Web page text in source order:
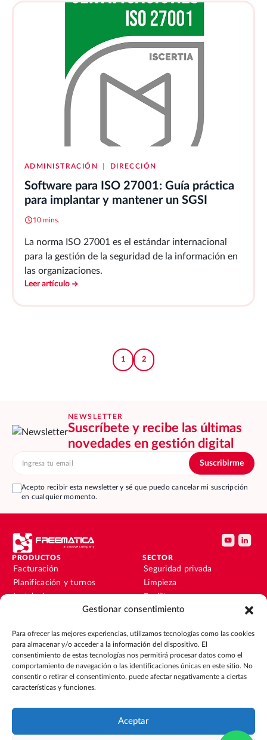
Gestionar consentimiento
Para ofrecer las mejores experiencias, utilizamos tecnologías como las cookies
para almacenar y/o acceder a la información del dispositivo. El
consentimiento de estas tecnologías nos permitirá procesar datos como el
comportamiento de navegación o las identificaciones únicas en este sitio. No
consentir o retirar el consentimiento, puede afectar negativamente a ciertas
características y funciones.
Aceptar
ADMINISTRACIÓN DIRECCIÓN
Software para ISO 27001: Guía práctica
para implantar y mantener un SGSI
10 mins.
La norma ISO 27001 es el estándar internacional
para la gestión de la seguridad de la información en
las organizaciones.
Leer artículo
1 2
NEWSLETTER
Suscríbete y recibe las últimas
novedades en gestión digital
Acepto recibir esta newsletter y sé que puedo cancelar mi suscripción
en cualquier momento.
PRODUCTOS
Facturación
Planificación y turnos
Instalaciones y
Contabilidad y finanzas
CRM
SECTOR
Seguridad privada
Limpieza
Facility
Instalaciones y
Outsourcing
Eventos
RECURSOS
Blog
EMPRESA